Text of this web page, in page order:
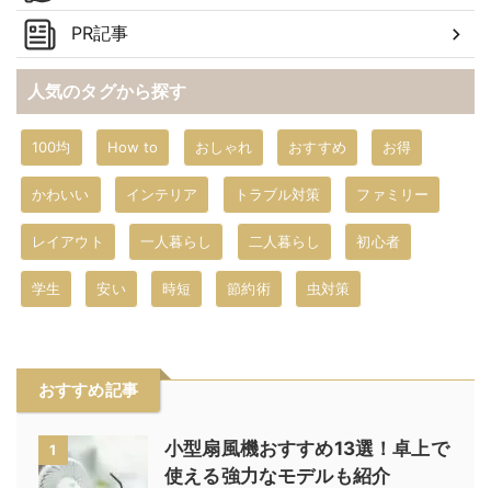
PR記事
人気のタグから探す
100均 How to おしゃれ おすすめ お得
かわいい インテリア トラブル対策 ファミリー
レイアウト 一人暮らし 二人暮らし 初心者
学生 安い 時短 節約術 虫対策
おすすめ記事
1
小型扇風機おすすめ13選！卓上で
使える強力なモデルも紹介